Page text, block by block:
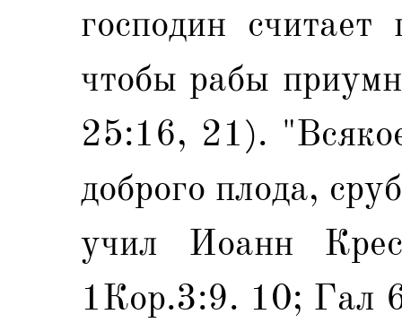
господин считает
чтобы рабы
25:16, 21).
доброго плода,
учил Иоанн
1Кор.3:9. 10; Гал